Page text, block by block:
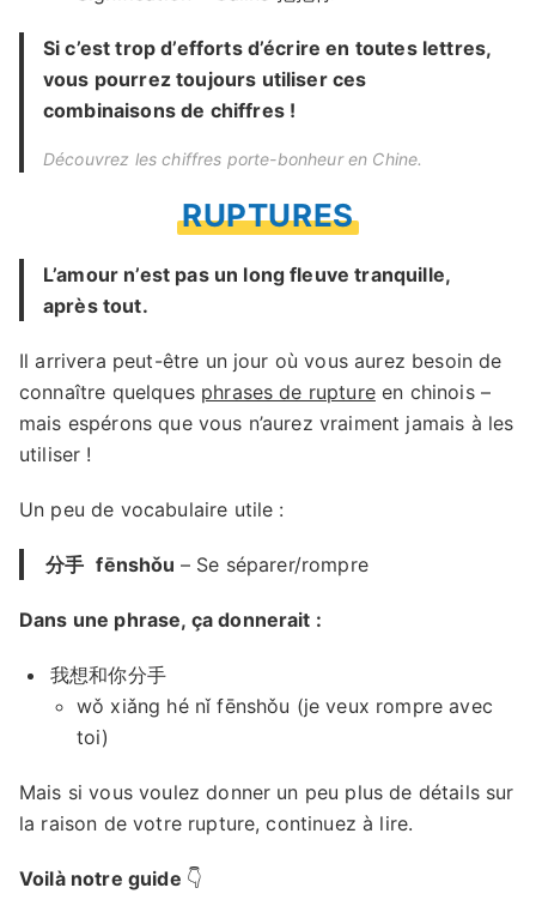
Si c’est trop d’efforts d’écrire en toutes lettres,
vous pourrez toujours utiliser ces
combinaisons de chiffres !
Découvrez leschiffres porte-bonheuren Chine.
RUPTURES
L’amour n’est pas un long fleuve tranquille,
après tout.
Il arrivera peut-être un jour où vous aurez besoin de
connaître quelques phrases de ruptureen chinois –
mais espérons que vous n’aurez vraiment jamais à les
utiliser !
Un peu de vocabulaire utile :
分手 fēnshǒu – Se séparer/rompre
Dans une phrase, ça donnerait :
我想和你分手
wǒ xiǎng hé nǐ fēnshǒu (je veux rompre avec
toi)
Mais si vous voulez donner un peu plus de détails sur
la raison de votre rupture, continuez à lire.
Voilà notre guide 👇